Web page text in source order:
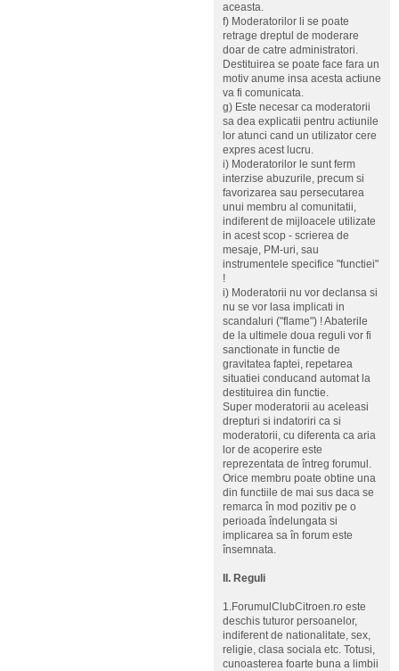
aceasta.
f) Moderatorilor li se poate
retrage dreptul de moderare
doar de catre administratori.
Destituirea se poate face fara un
motiv anume insa acesta actiune
va fi comunicata.
g) Este necesar ca moderatorii
sa dea explicatii pentru actiunile
lor atunci cand un utilizator cere
expres acest lucru.
i) Moderatorilor le sunt ferm
interzise abuzurile, precum si
favorizarea sau persecutarea
unui membru al comunitatii,
indiferent de mijloacele utilizate
in acest scop - scrierea de
mesaje, PM-uri, sau
instrumentele specifice "functiei"
!
i) Moderatorii nu vor declansa si
nu se vor lasa implicati in
scandaluri ("flame") ! Abaterile
de la ultimele doua reguli vor fi
sanctionate in functie de
gravitatea faptei, repetarea
situatiei conducand automat la
destituirea din functie.
Super moderatorii au aceleasi
drepturi si indatoriri ca si
moderatorii, cu diferenta ca aria
lor de acoperire este
reprezentata de întreg forumul.
Orice membru poate obtine una
din functiile de mai sus daca se
remarca în mod pozitiv pe o
perioada îndelungata si
implicarea sa în forum este
însemnata.
II. Reguli
1.ForumulClubCitroen.ro este
deschis tuturor persoanelor,
indiferent de nationalitate, sex,
religie, clasa sociala etc. Totusi,
cunoasterea foarte buna a limbii